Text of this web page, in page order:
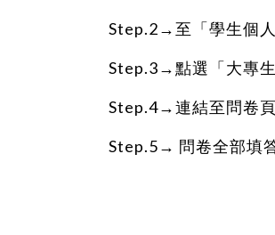
Step.2→至「學生個
Step.3→點選「大專生
Step.4→連結至問卷
Step.5→ 問卷全部填